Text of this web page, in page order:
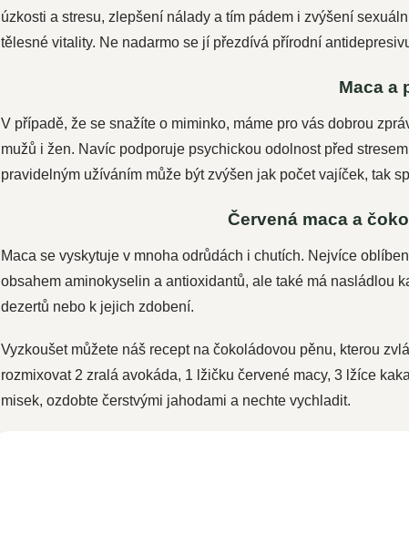
úzkosti a stresu, zlepšení nálady a tím pádem i zvýšení
tělesné vitality. Ne nadarmo se jí přezdívá přírodní
Maca a
V případě, že se snažíte o miminko, máme pro vás dobrou
mužů i žen. Navíc podporuje psychickou odolnost před
pravidelným užíváním může být zvýšen jak počet vajíček, tak
Červená maca a
Maca se vyskytuje v mnoha odrůdách i chutích. Nejvíce
obsahem aminokyselin a antioxidantů, ale také má nasládlou
dezertů nebo k jejich zdobení.
Vyzkoušet můžete náš recept na čokoládovou pěnu, kterou
rozmixovat 2 zralá avokáda, 1 lžičku červené macy, 3 lžíce
misek, ozdobte čerstvými jahodami a nechte vychladit.